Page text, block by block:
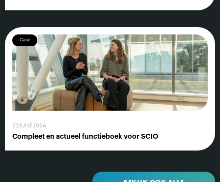
Case
22JUNE2026
Compleet en actueel functieboek voor SCIO